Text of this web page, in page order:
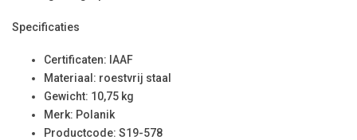
Specificaties
Certificaten: IAAF
Materiaal: roestvrij staal
Gewicht: 10,75 kg
Merk: Polanik
Productcode: S19-578